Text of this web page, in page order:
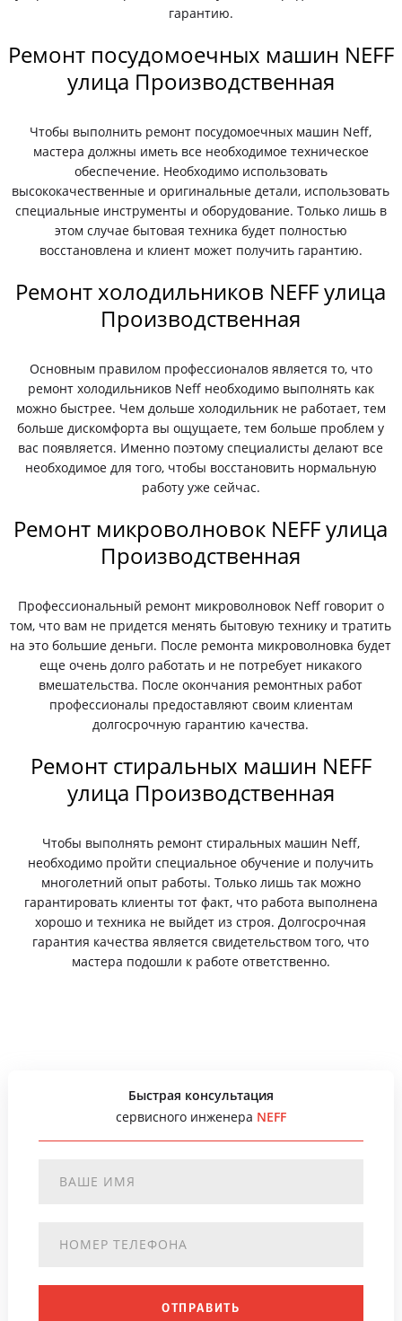
гарантию.
Ремонт посудомоечных машин NEFF
улица Производственная
Чтобы выполнить ремонт посудомоечных машин Neff,
мастера должны иметь все необходимое техническое
обеспечение. Необходимо использовать
высококачественные и оригинальные детали, использовать
специальные инструменты и оборудование. Только лишь в
этом случае бытовая техника будет полностью
восстановлена и клиент может получить гарантию.
Ремонт холодильников NEFF улица
Производственная
Основным правилом профессионалов является то, что
ремонт холодильников Neff необходимо выполнять как
можно быстрее. Чем дольше холодильник не работает, тем
больше дискомфорта вы ощущаете, тем больше проблем у
вас появляется. Именно поэтому специалисты делают все
необходимое для того, чтобы восстановить нормальную
работу уже сейчас.
Ремонт микроволновок NEFF улица
Производственная
Профессиональный ремонт микроволновок Neff говорит о
том, что вам не придется менять бытовую технику и тратить
на это большие деньги. После ремонта микроволновка будет
еще очень долго работать и не потребует никакого
вмешательства. После окончания ремонтных работ
профессионалы предоставляют своим клиентам
долгосрочную гарантию качества.
Ремонт стиральных машин NEFF
улица Производственная
Чтобы выполнять ремонт стиральных машин Neff,
необходимо пройти специальное обучение и получить
многолетний опыт работы. Только лишь так можно
гарантировать клиенты тот факт, что работа выполнена
хорошо и техника не выйдет из строя. Долгосрочная
гарантия качества является свидетельством того, что
мастера подошли к работе ответственно.
Быстрая консультация
сервисного инженера NEFF
ОТПРАВИТЬ